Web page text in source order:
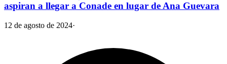
aspiran a llegar a Conade en lugar de Ana Guevara
12 de agosto de 2024·